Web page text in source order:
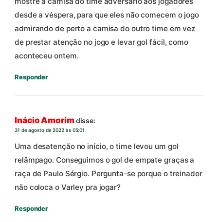
desde a véspera, para que eles não comecem o jogo
admirando de perto a camisa do outro time em vez
de prestar atenção no jogo e levar gol fácil, como
aconteceu ontem.
Responder
Inácio Amorimdisse:
31 de agosto de 2022 às 05:01
Uma desatenção no início, o time levou um gol
relâmpago. Conseguimos o gol de empate graças a
raça de Paulo Sérgio. Pergunta-se porque o treinador
não coloca o Varley pra jogar?
Responder